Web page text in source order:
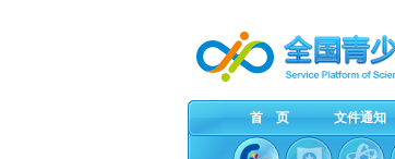
首 页 文件通知